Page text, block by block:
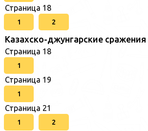
Страница 18
1 2
Казахско-джунгарские сражения
Страница 18
1
Страница 19
1
Страница 21
1 2